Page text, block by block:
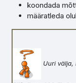
koondada
määratleda
Uuri välja,